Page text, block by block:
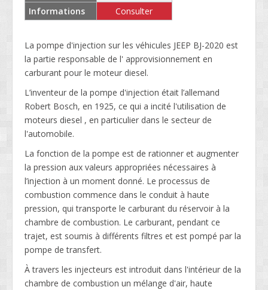
Informations
Consulter
La pompe d'injection sur les véhicules JEEP BJ-2020 est
la partie responsable de l' approvisionnement en
carburant pour le moteur diesel.
L’inventeur de la pompe d'injection était l’allemand
Robert Bosch, en 1925, ce qui a incité l'utilisation de
moteurs diesel , en particulier dans le secteur de
l'automobile.
La fonction de la pompe est de rationner et augmenter
la pression aux valeurs appropriées nécessaires à
l’injection à un moment donné. Le processus de
combustion commence dans le conduit à haute
pression, qui transporte le carburant du réservoir à la
chambre de combustion. Le carburant, pendant ce
trajet, est soumis à différents filtres et est pompé par la
pompe de transfert.
À travers les injecteurs est introduit dans l'intérieur de la
chambre de combustion un mélange d'air, haute